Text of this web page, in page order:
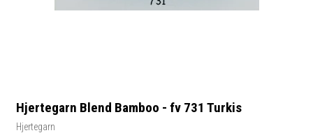
Hjertegarn Blend Bamboo - fv 731 Turkis
Hjertegarn